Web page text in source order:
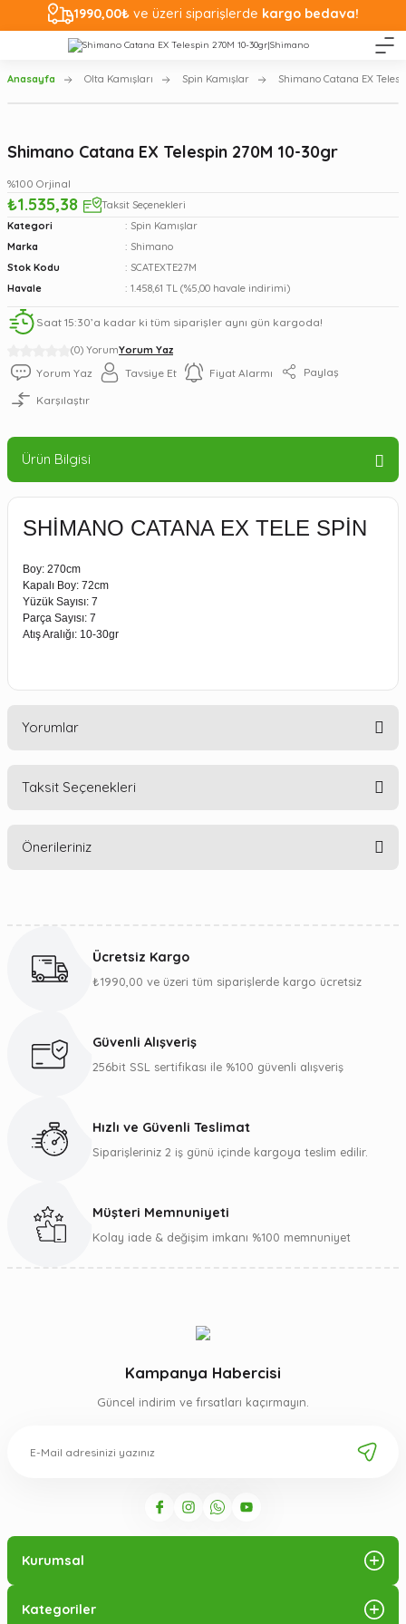
1990,00₺ ve üzeri siparişlerde kargo bedava!
Anasayfa Olta Kamışları Spin Kamışlar Shimano Catana EX
(0) YorumYorum Yaz
Shimano Catana EX Telespin 270M 10-30gr
%100 Orjinal
₺1.535,38
Taksit Seçenekleri
Kategori
Spin Kamışlar
Marka
Shimano
Stok Kodu
SCATEXTE27M
Havale
1.458,61 TL (%5,00 havale indirimi)
Saat 15:30’a kadar ki tüm siparişler aynı gün kargoda!
Yorum Yaz Tavsiye Et Fiyat Alarmı Paylaş
Karşılaştır
Ürün Bilgisi
SHİMANO CATANA EX TELE SPİN
Boy: 270cm
Kapalı Boy: 72cm
Yüzük Sayısı: 7
Parça Sayısı: 7
Atış Aralığı: 10-30gr
Yorumlar
Taksit Seçenekleri
Önerileriniz
Görüş ve önerileriniz için teşekkür ederiz.
Ürün bilgilerinde hatalar bulunuyor.
Gönder
Ücretsiz Kargo
₺1990,00 ve üzeri tüm siparişlerde kargo ücretsiz
Güvenli Alışveriş
256bit SSL sertifikası ile %100 güvenli alışveriş
Hızlı ve Güvenli Teslimat
Siparişleriniz 2 iş günü içinde kargoya teslim edilir.
Müşteri Memnuniyeti
Kolay iade & değişim imkanı %100 memnuniyet
Kampanya Habercisi
Güncel indirim ve fırsatları kaçırmayın.
Kurumsal
Kategoriler